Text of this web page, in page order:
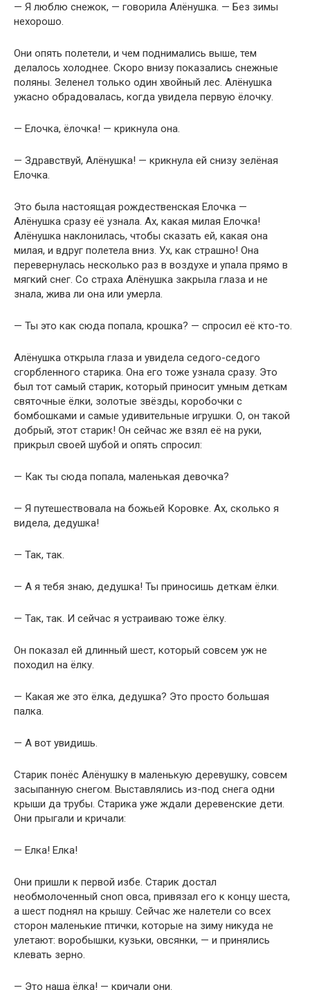
— Я люблю снежок, — говорила Алёнушка. — Без зимы
нехорошо.
Они опять полетели, и чем поднимались выше, тем
делалось холоднее. Скоро внизу показались снежные
поляны. Зеленел только один хвойный лес. Алёнушка
ужасно обрадовалась, когда увидела первую ёлочку.
— Елочка, ёлочка! — крикнула она.
— Здравствуй, Алёнушка! — крикнула ей снизу зелёная
Елочка.
Это была настоящая рождественская Елочка —
Алёнушка сразу её узнала. Ах, какая милая Елочка!
Алёнушка наклонилась, чтобы сказать ей, какая она
милая, и вдруг полетела вниз. Ух, как страшно! Она
перевернулась несколько раз в воздухе и упала прямо в
мягкий снег. Со страха Алёнушка закрыла глаза и не
знала, жива ли она или умерла.
— Ты это как сюда попала, крошка? — спросил её кто-то.
Алёнушка открыла глаза и увидела седого-седого
сгорбленного старика. Она его тоже узнала сразу. Это
был тот самый старик, который приносит умным деткам
святочные ёлки, золотые звёзды, коробочки с
бомбошками и самые удивительные игрушки. О, он такой
добрый, этот старик! Он сейчас же взял её на руки,
прикрыл своей шубой и опять спросил:
— Как ты сюда попала, маленькая девочка?
— Я путешествовала на божьей Коровке. Ах, сколько я
видела, дедушка!
— Так, так.
— А я тебя знаю, дедушка! Ты приносишь деткам ёлки.
— Так, так. И сейчас я устраиваю тоже ёлку.
Он показал ей длинный шест, который совсем уж не
походил на ёлку.
— Какая же это ёлка, дедушка? Это просто большая
палка.
— А вот увидишь.
Старик понёс Алёнушку в маленькую деревушку, совсем
засыпанную снегом. Выставлялись из-под снега одни
крыши да трубы. Старика уже ждали деревенские дети.
Они прыгали и кричали:
— Елка! Елка!
Они пришли к первой избе. Старик достал
необмолоченный сноп овса, привязал его к концу шеста,
а шест поднял на крышу. Сейчас же налетели со всех
сторон маленькие птички, которые на зиму никуда не
улетают: воробышки, кузьки, овсянки, — и принялись
клевать зерно.
— Это наша ёлка! — кричали они.